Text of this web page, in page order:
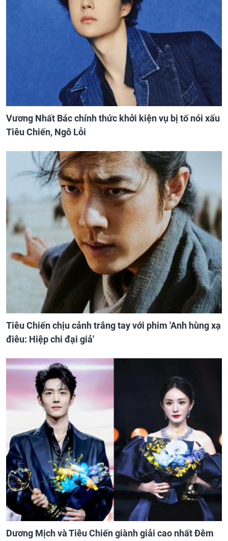
Vương Nhất Bác chính thức khởi kiện vụ bị tố nói xấu
Tiêu Chiến, Ngô Lỗi
Tiêu Chiến chịu cảnh trắng tay với phim 'Anh hùng xạ
điêu: Hiệp chi đại giả'
Dương Mịch và Tiêu Chiến giành giải cao nhất Đêm